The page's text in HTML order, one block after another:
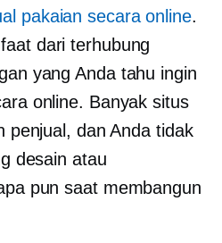
pakaian secara online.
dari terhubung
yang Anda tahu ingin
online. Banyak situs
penjual, dan Anda tidak
desain atau
pun saat membangun